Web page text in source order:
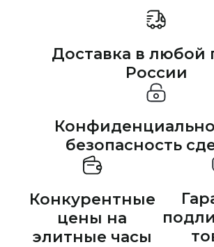
Доставка в любой
России
безопасность
Конкурентные
цены на
элитные часы